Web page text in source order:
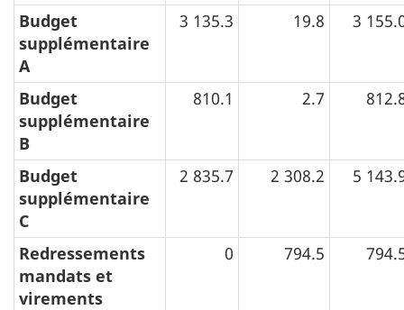
Budget
supplémentaire
A
3 135.3 19.8 3
Budget
supplémentaire
B
810.1 2.7
Budget
supplémentaire
C
2 835.7 2 308.2 5
Redressements
mandats et
virements
0 794.5